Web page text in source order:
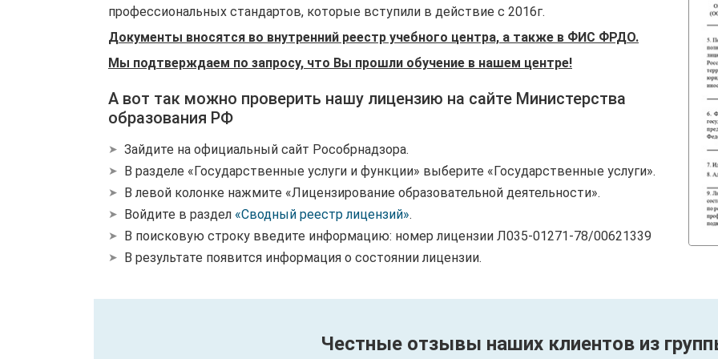
профессиональных стандартов, которые вступили в действие с 2016г.
Документы вносятся во внутренний реестр учебного центра, а также в ФИС ФРДО.
Мы подтверждаем по запросу, что Вы прошли обучение в нашем центре!
А вот так можно проверить нашу лицензию на сайте Министерства
образования РФ
Зайдите на официальный сайт Рособрнадзора.
В разделе «Государственные услуги и функции» выберите «Государственные услуги».
В левой колонке нажмите «Лицензирование образовательной деятельности».
Войдите в раздел «Сводный реестр лицензий».
В поисковую строку введите информацию: номер лицензии Л035-01271-78/00621339
В результате появится информация о состоянии лицензии.
Честные отзывы наших клиентов из